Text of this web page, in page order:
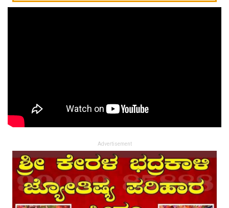
Advertisement